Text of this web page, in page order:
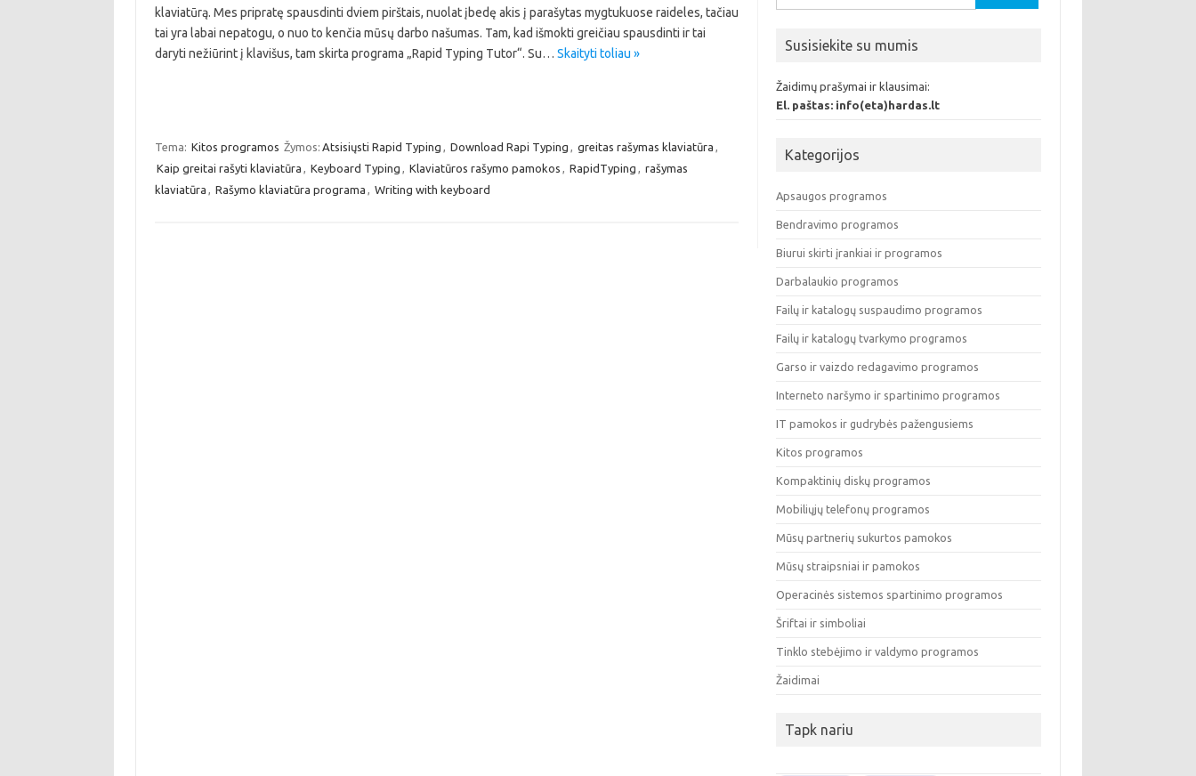
klaviatūrą. Mes pripratę spausdinti dviem pirštais, nuolat įbedę akis į parašytas mygtukuose raideles, tačiau
tai yra labai nepatogu, o nuo to kenčia mūsų darbo našumas. Tam, kad išmokti greičiau spausdinti ir tai
daryti nežiūrint į klavišus, tam skirta programa „Rapid Typing Tutor“. Su… Skaityti toliau »
Tema: Kitos programos Žymos: Atsisiųsti Rapid Typing , Download Rapi Typing , greitas rašymas klaviatūra ,
Kaip greitai rašyti klaviatūra , Keyboard Typing , Klaviatūros rašymo pamokos , RapidTyping , rašymas
klaviatūra , Rašymo klaviatūra programa , Writing with keyboard
Susisiekite su mumis
Žaidimų prašymai ir klausimai:
El. paštas: info(eta)hardas.lt
Kategorijos
Apsaugos programos
Bendravimo programos
Biurui skirti įrankiai ir programos
Darbalaukio programos
Failų ir katalogų suspaudimo programos
Failų ir katalogų tvarkymo programos
Garso ir vaizdo redagavimo programos
Interneto naršymo ir spartinimo programos
IT pamokos ir gudrybės pažengusiems
Kitos programos
Kompaktinių diskų programos
Mobiliųjų telefonų programos
Mūsų partnerių sukurtos pamokos
Mūsų straipsniai ir pamokos
Operacinės sistemos spartinimo programos
Šriftai ir simboliai
Tinklo stebėjimo ir valdymo programos
Žaidimai
Tapk nariu